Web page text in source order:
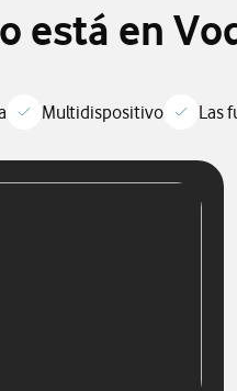
está en
Multidispositivo Las